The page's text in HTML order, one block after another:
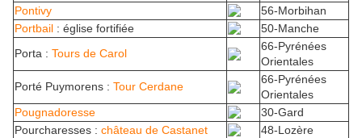
Pontivy
56-Morbihan
Portbail : église fortifiée
50-Manche
Porta : Tours de Carol
66-Pyrénées
Orientales
Porté Puymorens : Tour Cerdane
66-Pyrénées
Orientales
Pougnadoresse
30-Gard
Pourcharesses : château de Castanet
48-Lozère